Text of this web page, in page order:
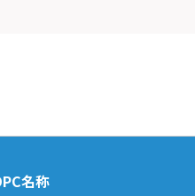
名称